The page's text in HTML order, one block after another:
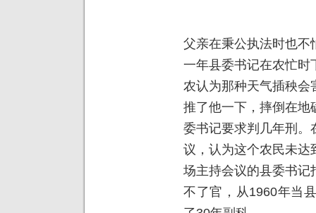
父亲在秉公执法时也不
一年县委书记在农忙时
农认为那种天气插秧会
推了他一下，摔倒在地
委书记要求判几年刑。
议，认为这个农民未达
场主持会议的县委书记
不了官，从1960年当